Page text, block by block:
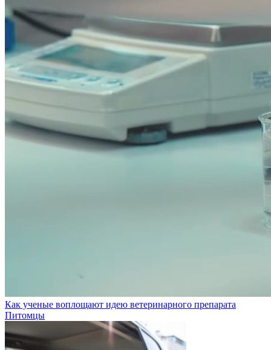
Как ученые воплощают идею ветеринарного препарата
Питомцы